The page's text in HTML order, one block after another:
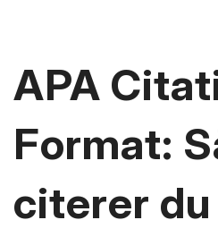
APA
Format:
citerer